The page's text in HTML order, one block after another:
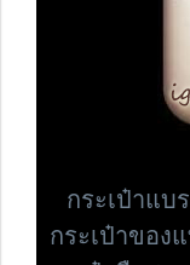
กระเป๋าแบ
กระเป๋าของ